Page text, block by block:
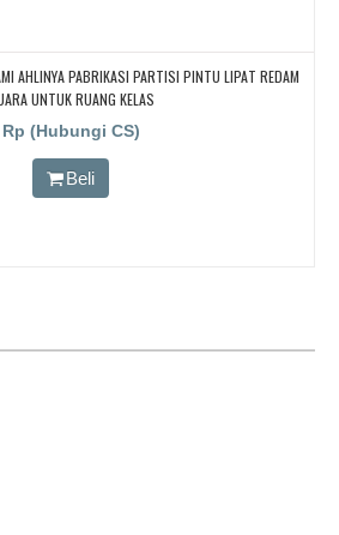
AHLINYA PABRIKASI PARTISI PINTU LIPAT REDAM
UNTUK RUANG KELAS
Rp (Hubungi CS)
Beli